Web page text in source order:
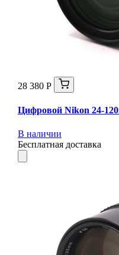
28 380 Р
Цифровой Nikon 24-
В наличии
Бесплатная доставка